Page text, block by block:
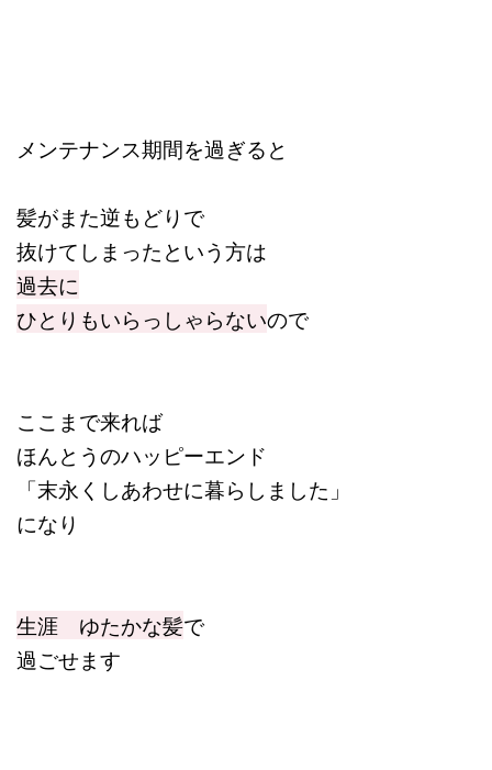
メンテナンス期間を過ぎると
髪がまた逆もどりで
抜けてしまったという方は
過去に
ひとりもいらっしゃらないので
ここまで来れば
ほんとうのハッピーエンド
「末永くしあわせに暮らしました」
になり
生涯 ゆたかな髪で
過ごせます